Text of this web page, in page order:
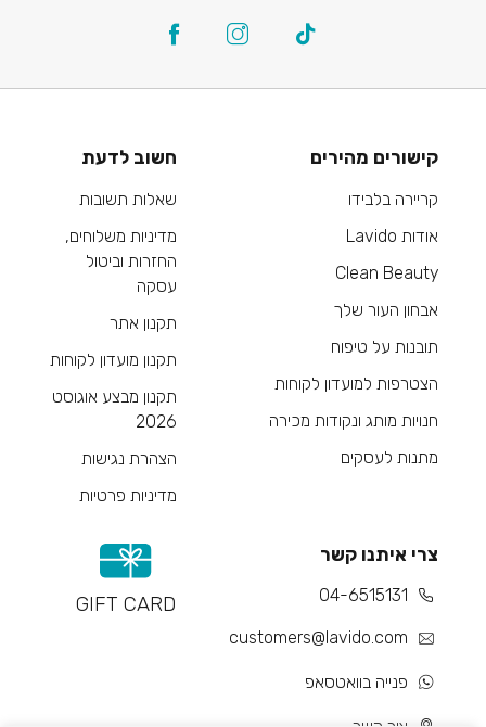
קישורים מהירים
קריירה בלבידו
אודות Lavido
Clean Beauty
אבחון העור שלך
תובנות על טיפוח
הצטרפות למועדון לקוחות
חנויות מותג ונקודות מכירה
מתנות לעסקים
חשוב לדעת
שאלות תשובות
מדיניות משלוחים,
החזרות וביטול
עסקה
תקנון אתר
תקנון מועדון לקוחות
תקנון מבצע אוגוסט
2026
הצהרת נגישות
מדיניות פרטיות
צרי איתנו קשר
04-6515131
customers@lavido.com
פנייה בוואטסאפ
GIFT CARD